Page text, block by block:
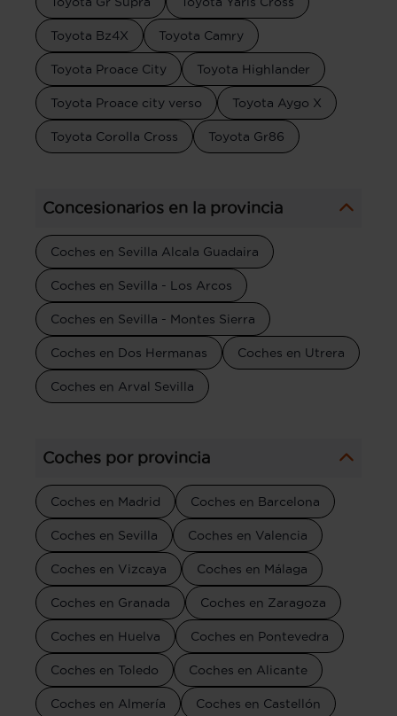
Toyota Bz4X Toyota Camry
Toyota Proace City Toyota Highlander
Toyota Proace city verso Toyota Aygo X
Toyota Corolla Cross Toyota Gr86
Concesionarios en la provincia
Coches en Sevilla Alcala Guadaira
Coches en Sevilla - Los Arcos
Coches en Sevilla - Montes Sierra
Coches en Dos Hermanas Coches en Utrera
Coches en Arval Sevilla
Coches por provincia
Coches en Madrid Coches en Barcelona
Coches en Sevilla Coches en Valencia
Coches en Vizcaya Coches en Málaga
Coches en Granada Coches en Zaragoza
Coches en Huelva Coches en Pontevedra
Coches en Toledo Coches en Alicante
Coches en Almería Coches en Castellón